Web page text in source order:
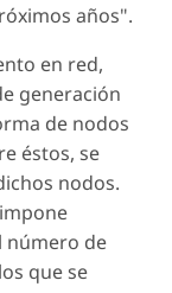
años".
en red,
generación
de nodos
éstos, se
nodos.
número de
que se